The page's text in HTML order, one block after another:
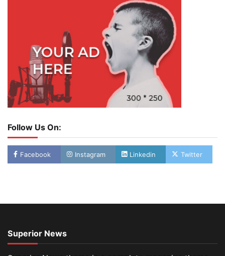
Follow Us On:
Facebook Instagram Linkedin Twitter
Superior News